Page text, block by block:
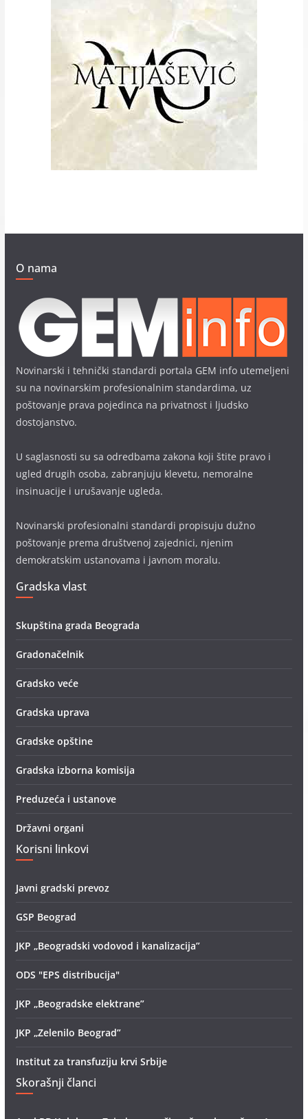
O nama
Novinarski i tehnički standardi portala GEM info utemeljeni
su na novinarskim profesionalnim standardima, uz
poštovanje prava pojedinca na privatnost i ljudsko
dostojanstvo.
U saglasnosti su sa odredbama zakona koji štite pravo i
ugled drugih osoba, zabranjuju klevetu, nemoralne
insinuacije i urušavanje ugleda.
Novinarski profesionalni standardi propisuju dužno
poštovanje prema društvenoj zajednici, njenim
demokratskim ustanovama i javnom moralu.
Gradska vlast
Skupština grada Beograda
Gradonačelnik
Gradsko veće
Gradska uprava
Gradske opštine
Gradska izborna komisija
Preduzeća i ustanove
Državni organi
Korisni linkovi
Javni gradski prevoz
GSP Beograd
JKP „Beogradski vodovod i kanalizacija”
ODS "EPS distribucija"
JKP „Beogradske elektrane”
JKP „Zelenilo Beograd”
Institut za transfuziju krvi Srbije
Skorašnji članci